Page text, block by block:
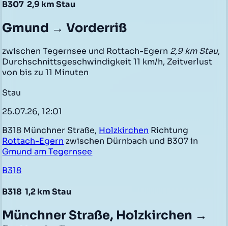
B307 2,9 km Stau
Gmund → Vorderriß
zwischen Tegernsee und Rottach-Egern 2,9 km Stau,
Durchschnittsgeschwindigkeit 11 km/h, Zeitverlust
von bis zu 11 Minuten
Stau
25.07.26, 12:01
B318 Münchner Straße, Holzkirchen Richtung
Rottach-Egern zwischen Dürnbach und B307 in
Gmund am Tegernsee
B318
B318 1,2 km Stau
Münchner Straße, Holzkirchen →